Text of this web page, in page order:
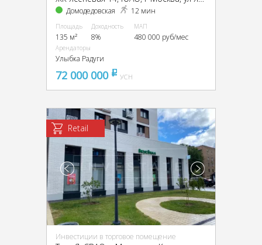
Домодедовская 12 мин
Площадь
135 м²
Доходность
8%
МАП
480 000 руб/мес
Арендаторы
Улыбка Радуги
72 000 000 pуб
УСН
Retail
Инвестиции в торговое помещение